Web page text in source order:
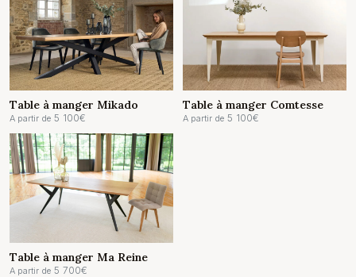
Table à manger Mikado
A partir de 5 100€
Table à manger Comtesse
A partir de 5 100€
Table à manger Ma Reine
A partir de 5 700€